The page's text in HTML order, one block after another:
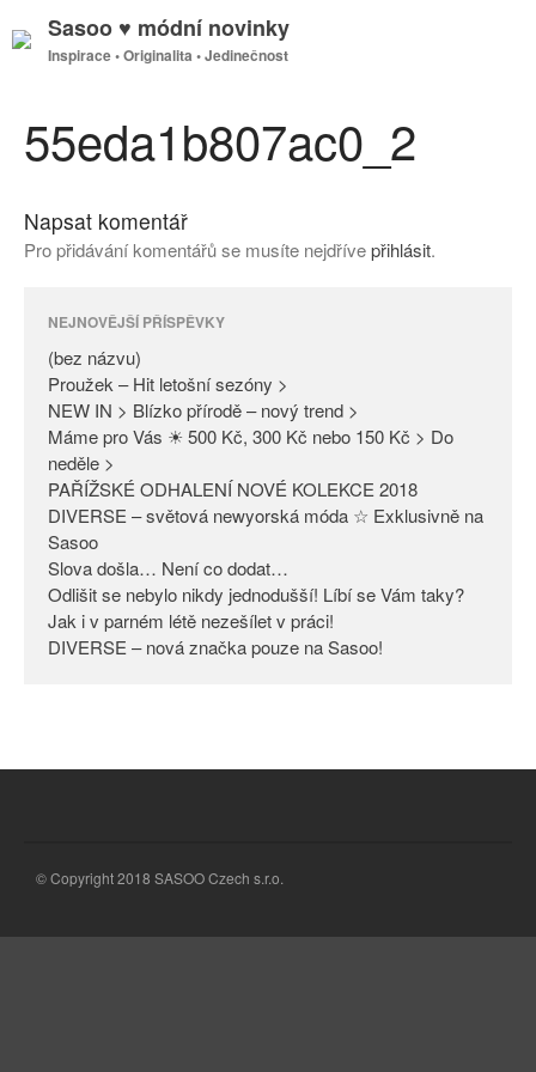
Proužek – Hit letošní sezóny >
Kč nebo 150 Kč > Do neděle >
PAŘÍŽSKÉ ODHALENÍ NOVÉ
KOLEKCE 2018
móda ☆ Exklusivně na Sasoo
Odlišit se nebylo nikdy
jednodušší! Líbí se Vám taky?
Jak i v parném létě nezešílet v
práci!
Sasoo ♥ módní novinky
Inspirace • Originalita • Jedinečnost
55eda1b807ac0_2
Napsat komentář
Pro přidávání komentářů se musíte nejdřívepřihlásit.
NEJNOVĚJŠÍ PŘÍSPĚVKY
(bez názvu)
Proužek – Hit letošní sezóny >
NEW IN > Blízko přírodě – nový trend >
Máme pro Vás ☀ 500 Kč, 300 Kč nebo 150 Kč > Do
neděle >
PAŘÍŽSKÉ ODHALENÍ NOVÉ KOLEKCE 2018
DIVERSE – světová newyorská móda ☆ Exklusivně na
Sasoo
Slova došla… Není co dodat…
Odlišit se nebylo nikdy jednodušší! Líbí se Vám taky?
Jak i v parném létě nezešílet v práci!
DIVERSE – nová značka pouze na Sasoo!
© Copyright 2018 SASOO Czech s.r.o.